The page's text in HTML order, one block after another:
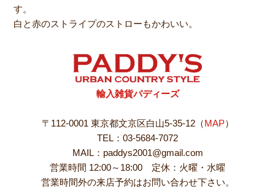
す。
白と赤のストライプのストローもかわいい。
輸入雑貨パディーズ
〒112-0001 東京都文京区白山5-35-12（ MAP）
TEL：03-5684-7072
MAIL：paddys2001@gmail.com
営業時間 12:00～18:00 定休：火曜・水曜
営業時間外の来店予約はお問い合わせ下さい。